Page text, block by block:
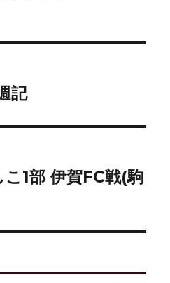
記
1部 伊賀FC戦(駒